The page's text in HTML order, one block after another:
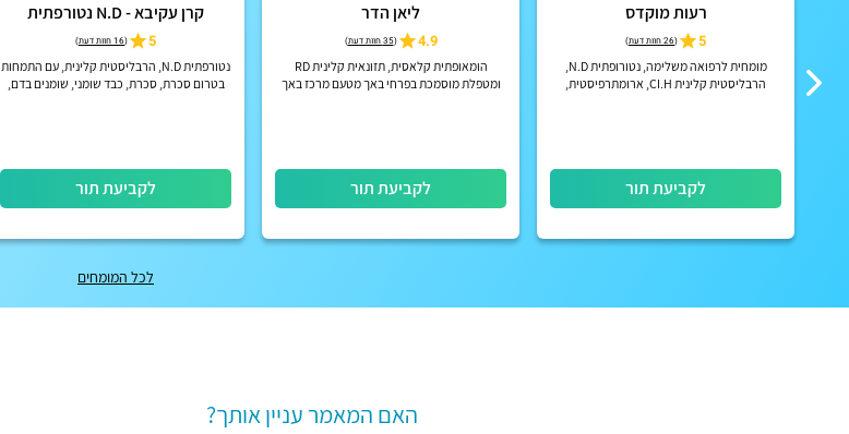
רעות מוקדס
5
(26 חוות דעת )
מומחית לרפואה משלימה, נטורופתית N.D,
הרבליסטית קלינית CI.H, ארומתרפיסטית,
לקביעת תור
ליאן הדר
4.9
(35 חוות דעת )
הומאופתית קלאסית, תזונאית קלינית RD
ומטפלת מוסמכת בפרחי באך מטעם מרכז באך
לקביעת תור
קרן עקיבא - N.D נטורפתית
5
(16 חוות דעת )
נטורפתית N.D, הרבליסטית קלינית, עם התמחות
בטרום סכרת, סכרת, כבד שומני, שומנים בדם,
לקביעת תור
לכל המומחים
האם המאמר עניין אותך?